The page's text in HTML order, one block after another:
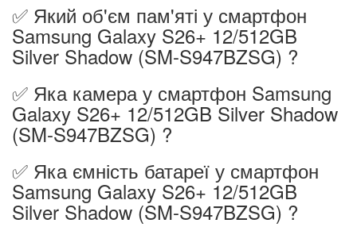
✅ Який об'єм пам'яті у смартфон
Samsung Galaxy S26+ 12/512GB
Silver Shadow (SM-S947BZSG) ?
✅ Яка камера у смартфон Samsung
Galaxy S26+ 12/512GB Silver Shadow
(SM-S947BZSG) ?
✅ Яка ємність батареї у смартфон
Samsung Galaxy S26+ 12/512GB
Silver Shadow (SM-S947BZSG) ?